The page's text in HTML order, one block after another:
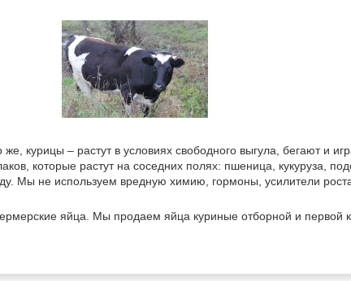
курицы – растут в условиях свободного выгула, бегают и
которые растут на соседних полях: пшеница, кукуруза,
Мы не используем вредную химию, гормоны, усилители
яйца. Мы продаем яйца куриные отборной и первой